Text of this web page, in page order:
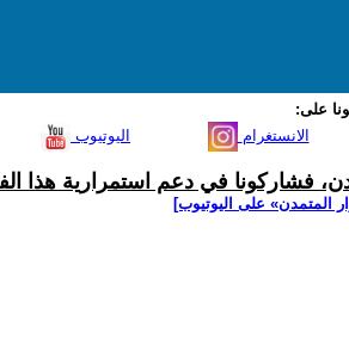
على:
اليوتيوب الانستغرام
فشاركونا في دعم استمرارية هذا
المتمدن» على اليوتيوب]